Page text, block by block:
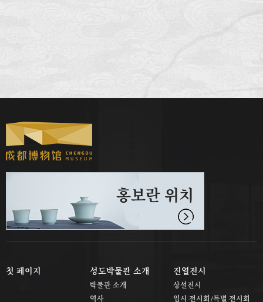
홍보란 위치
첫 페이지 성도박물관 소개
박물관 소개
역사
진열전시
상설전시
임시 전시회/특별 전시회